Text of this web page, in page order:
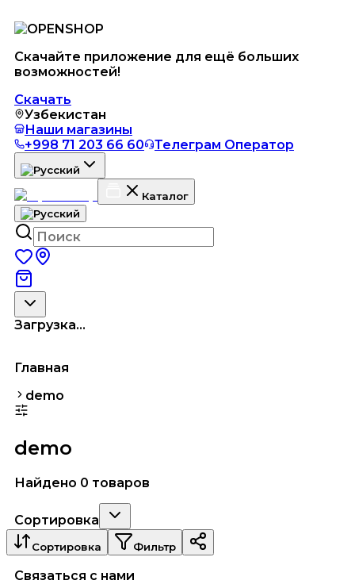
Скачайте приложение для ещё больших
возможностей!
Скачать
Узбекистан
Наши магазины
+998 71 203 66 60
Телеграм Оператор
Каталог
Загрузка...
Главная
demo
demo
Найдено 0 товаров
Сортировка
Сортировка Фильтр
Связаться с нами